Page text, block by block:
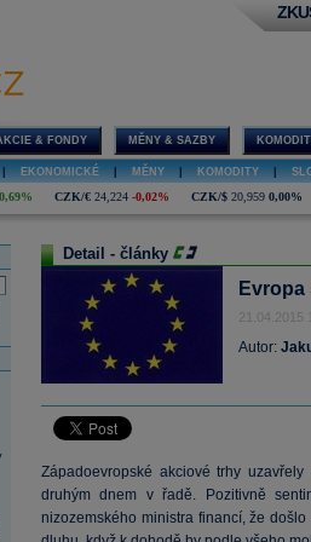
& FONDY MĚNY & SAZBY
EKONOMICKÉ MĚNY KOMODITY
0,69% CZK/€ 24,224 -0,02% CZK/$ 20,959 0,00%
Detail - články
Evropa
21.04.2015
Autor:
Západoevropské akciové trhy
druhým dnem v řadě. Pozitivně
nizozemského ministra financí, že